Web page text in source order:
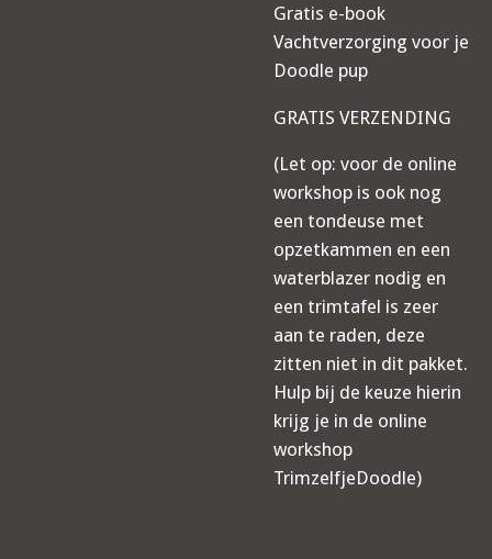
Gratis e-book
Vachtverzorging voor je
Doodle pup
GRATIS VERZENDING
(Let op: voor de online
workshop is ook nog
een tondeuse met
opzetkammen en een
waterblazer nodig en
een trimtafel is zeer
aan te raden, deze
zitten niet in dit pakket.
Hulp bij de keuze hierin
krijg je in de online
workshop
TrimzelfjeDoodle)